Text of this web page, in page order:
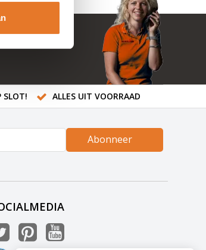
SLOT! ALLES UIT VOORRAAD
Abonneer